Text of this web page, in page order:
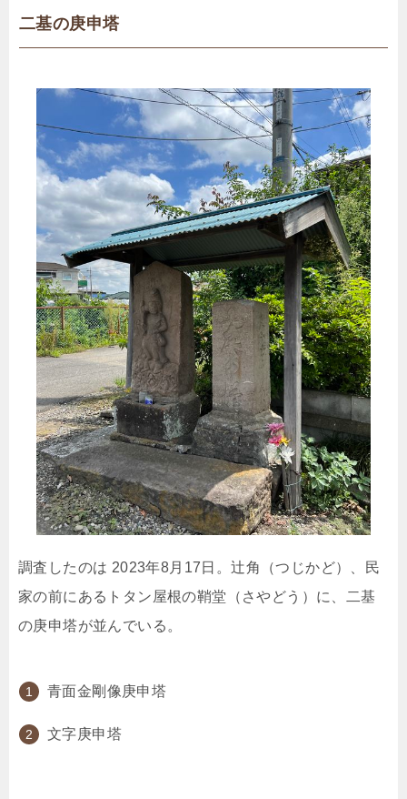
二基の庚申塔
調査したのは 2023年8月17日。辻角（つじかど）、民
家の前にあるトタン屋根の鞘堂（さやどう）に、二基
の庚申塔が並んでいる。
青面金剛像庚申塔
文字庚申塔